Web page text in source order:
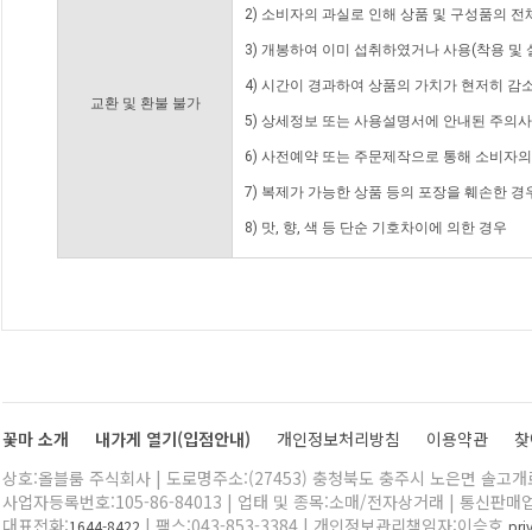
교환 및 환불 불가
2) 소비자의 과실로 인해 상품 및 구성품의
3) 개봉하여 이미 섭취하였거나 사용(착용 및
4) 시간이 경과하여 상품의 가치가 현저히 감
5) 상세정보 또는 사용설명서에 안내된 주의
6) 사전예약 또는 주문제작으로 통해 소비자
7) 복제가 가능한 상품 등의 포장을 훼손한 경
8) 맛, 향, 색 등 단순 기호차이에 의한 경우
꽃마 소개 내가게 열기(입점안내) 개인정보처리방침 이용약관
상호:올블룸 주식회사 | 도로명주소:(27453) 충청북도 충주시 노은면 솔고
사업자등록번호:105-86-84013 | 업태 및 종목:소매/전자상거래 | 통신판매
1644-8422